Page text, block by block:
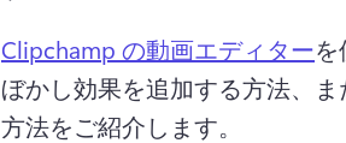
Clipchamp の動画エディター
ぼかし効果を追加する方法、
方法をご紹介します。